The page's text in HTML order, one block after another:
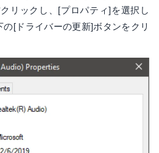
リックし、[プロパティ]を選択し
[ドライバーの更新]ボタンをクリ